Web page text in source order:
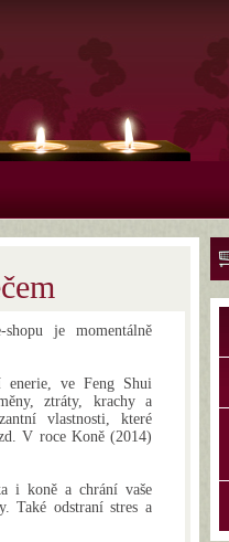
je momentálně
enerie, ve Feng Shui
ztráty, krachy a
vlastnosti, které
V roce Koně (2014)
i koně a chrání vaše
Také odstraní stres a